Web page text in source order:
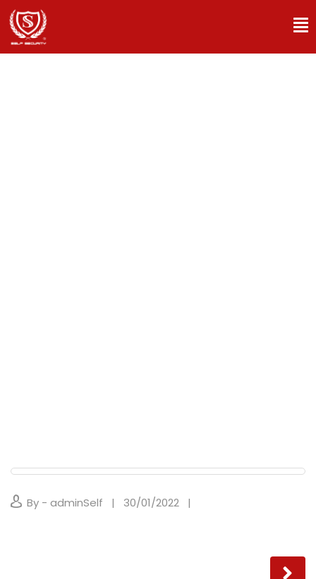
By - adminSelf 30/01/2022